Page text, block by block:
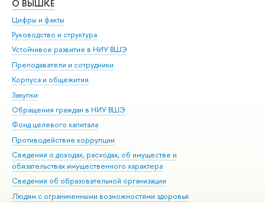
О ВЫШКЕ
Цифры и факты
Руководство и структура
Устойчивое развитие в НИУ ВШЭ
Преподаватели и сотрудники
Корпуса и общежития
Закупки
Обращения граждан в НИУ ВШЭ
Фонд целевого капитала
Противодействие коррупции
Сведения о доходах, расходах, об имуществе и
обязательствах имущественного характера
Сведения об образовательной организации
Людям с ограниченными возможностями здоровья